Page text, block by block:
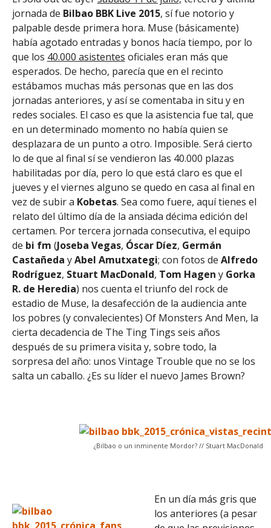
jornada de Bilbao BBK Live 2015, sí fue notorio y
palpable desde primera hora. Muse (básicamente)
había agotado entradas y bonos hacía tiempo, por lo
que los 40.000 asistentes oficiales eran más que
esperados. De hecho, parecía que en el recinto
estábamos muchas más personas que en las dos
jornadas anteriores, y así se comentaba in situ y en
redes sociales. El caso es que la asistencia fue tal, que
en un determinado momento no había quien se
desplazara de un punto a otro. Imposible. Será cierto
lo de que al final sí se vendieron las 40.000 plazas
habilitadas por día, pero lo que está claro es que el
jueves y el viernes alguno se quedo en casa al final en
vez de subir a Kobetas. Sea como fuere, aquí tienes el
relato del último día de la ansiada décima edición del
certamen. Por tercera jornada consecutiva, el equipo
de bi fm (Joseba Vegas, Óscar Díez, Germán
Castañeda yAbel Amutxategi; con fotos de Alfredo
Rodríguez, Stuart MacDonald, Tom Hagen y Gorka
R. de Heredia) nos cuenta el triunfo del rock de
estadio de Muse, la desafección de la audiencia ante
los pobres (y convalecientes) Of Monsters And Men, la
cierta decadencia de The Ting Tings seis años
después de su primera visita y, sobre todo, la
sorpresa del año: unos Vintage Trouble que no se los
salta un caballo. ¿Es su líder el nuevo James Brown?
¿Bilbao o un inminente Mordor? // Stuart MacDonald
En un día más gris que
los anteriores (a pesar